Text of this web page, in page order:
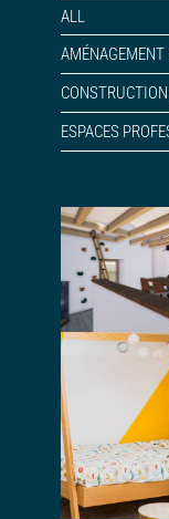
ALL
AMÉNAGEMENT
ESPACES
intérieur
un